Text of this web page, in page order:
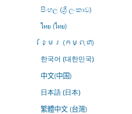
සිංහල (ශ්‍රී ලංකාව)
ไทย (ไทย)
ខ្មែរ (កម្ពុជា)
한국어 (대한민국)
中文(中国)
日本語 (日本)
繁體中文 (台灣)